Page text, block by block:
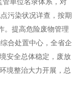
管单位名录体系，对
污染状况详查，按期
。提高危险废物管理
合处置中心，全省企
安全总体稳定，废放
境整治大力开展，总